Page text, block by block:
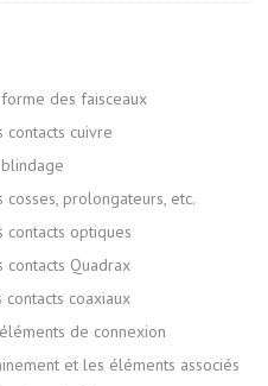
des faisceaux
cuivre
prolongateurs, etc.
contacts optiques
Quadrax
coaxiaux
de connexion
et les éléments associés